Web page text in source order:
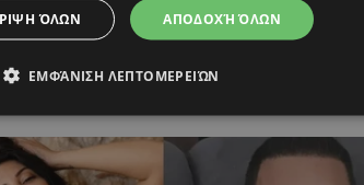
Το πολυτελές δώρο-
ΑΠΟΔΟΧΉ ΌΛΩΝ
ΌΛΩΝ
ΕΜΦΆΝΙΣΗ ΛΕΠΤΟΜΕΡΕΙΏΝ